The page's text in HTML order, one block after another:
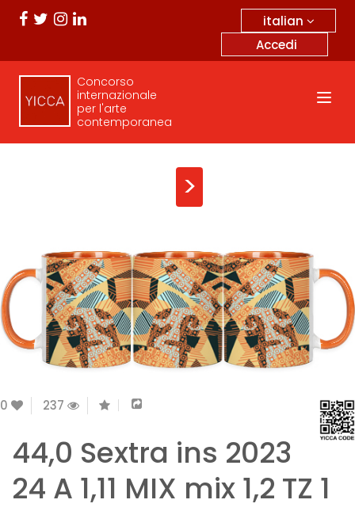
italian
Accedi
Concorso
internazionale
per l'arte
contemporanea
>
0 237
44,0 Sextra ins 2023
24 A 1,11 MIX mix 1,2 TZ 1